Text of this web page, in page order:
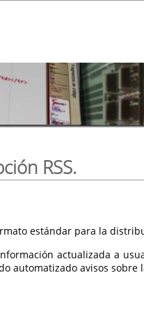
RSS.
estándar para la
actualizada a
automatizado avisos